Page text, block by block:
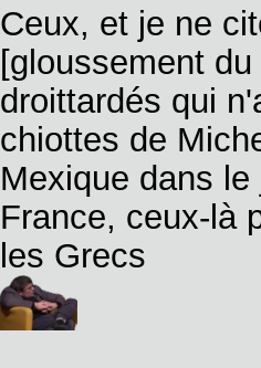
Ceux, et je ne
[gloussement
droittardés qui
chiottes de
Mexique dans
France, ceux-là
les Grecs